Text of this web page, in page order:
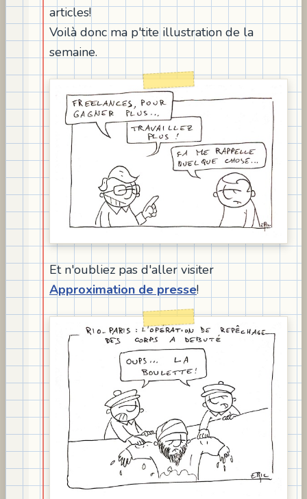
articles!
Voilà donc ma p'tite illustration de la
semaine.
Et n'oubliez pas d'aller visiter
Approximation de presse!